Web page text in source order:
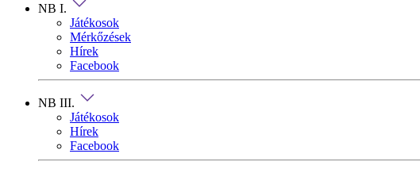
NB I.
Játékosok
Mérkőzések
Hírek
Facebook
NB III.
Játékosok
Hírek
Facebook